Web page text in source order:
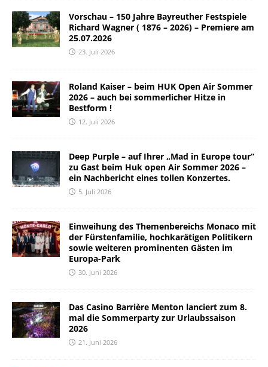
Vorschau – 150 Jahre Bayreuther Festspiele
Richard Wagner ( 1876 – 2026) – Premiere am
25.07.2026
23. Juli 2026
Roland Kaiser – beim HUK Open Air Sommer
2026 – auch bei sommerlicher Hitze in
Bestform !
12. Juli 2026
Deep Purple – auf Ihrer „Mad in Europe tour“
zu Gast beim Huk open Air Sommer 2026 –
ein Nachbericht eines tollen Konzertes.
5. Juli 2026
Einweihung des Themenbereichs Monaco mit
der Fürstenfamilie, hochkarätigen Politikern
sowie weiteren prominenten Gästen im
Europa-Park
30. Juni 2026
Das Casino Barrière Menton lanciert zum 8.
mal die Sommerparty zur Urlaubssaison
2026
21. Juni 2026